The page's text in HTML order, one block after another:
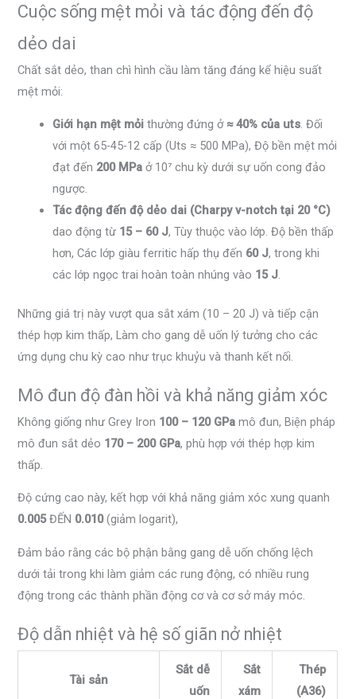
Cuộc sống mệt mỏi và tác động đến độ
dẻo dai
Chất sắt dẻo, than chì hình cầu làm tăng đáng kể hiệu suất
mệt mỏi:
Giới hạn mệt mỏi thường đứng ở ≈ 40% của uts. Đối
với một 65-45-12 cấp (Uts ≈ 500 MPa), Độ bền mệt mỏi
đạt đến 200 MPa ở 10⁷ chu kỳ dưới sự uốn cong đảo
ngược.
Tác động đến độ dẻo dai (Charpy v-notch tại 20 °C)
dao động từ 15 – 60 J, Tùy thuộc vào lớp. Độ bền thấp
hơn, Các lớp giàu ferritic hấp thụ đến 60 J, trong khi
các lớp ngọc trai hoàn toàn nhúng vào 15 J.
Những giá trị này vượt qua sắt xám (10 – 20 J) và tiếp cận
thép hợp kim thấp, Làm cho gang dễ uốn lý tưởng cho các
ứng dụng chu kỳ cao như trục khuỷu và thanh kết nối.
Mô đun độ đàn hồi và khả năng giảm xóc
Không giống như Grey Iron 100 – 120 GPa mô đun, Biện pháp
mô đun sắt dẻo 170 – 200 GPa, phù hợp với thép hợp kim
thấp.
Độ cứng cao này, kết hợp với khả năng giảm xóc xung quanh
0.005ĐẾN 0.010(giảm logarit),
Đảm bảo rằng các bộ phận bằng gang dễ uốn chống lệch
dưới tải trong khi làm giảm các rung động, có nhiều rung
động trong các thành phần động cơ và cơ sở máy móc.
Độ dẫn nhiệt và hệ số giãn nở nhiệt
Tài sản
Sắt dễ
uốn
Sắt
xám
Thép
(A36)